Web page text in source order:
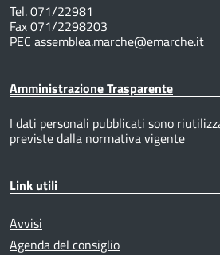
Tel. 071/22981
Fax 071/2298203
PEC assemblea.marche@emarche.it
Amministrazione Trasparente
I dati personali pubblicati sono
previste dalla normativa vigente
Link utili
Avvisi
Agenda del consiglio